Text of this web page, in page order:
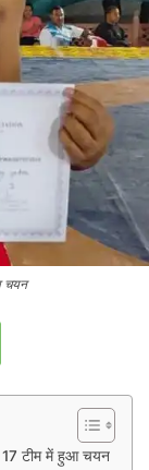
चयन
17 टीम में हुआ चयन